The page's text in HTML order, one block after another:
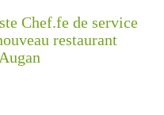
Chef.fe de service
restaurant